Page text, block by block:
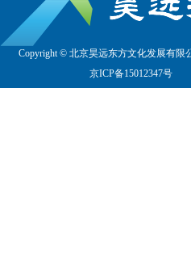
Copyright © 北京昊远东方文化发展有限
京ICP备15012347号